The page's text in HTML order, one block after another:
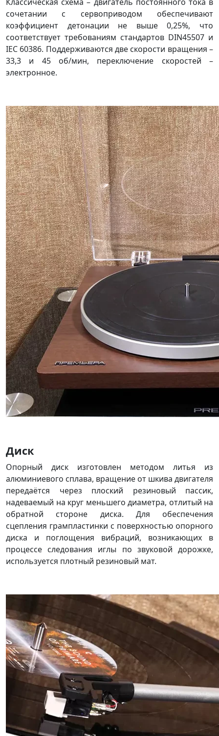
сочетании с сервоприводом обеспечивают
коэффициент детонации не выше 0,25%, что
соответствует требованиям стандартов DIN45507 и
IEC 60386. Поддерживаются две скорости вращения –
33,3 и 45 об/мин, переключение скоростей –
электронное.
Диск
Опорный диск изготовлен методом литья из
алюминиевого сплава, вращение от шкива двигателя
передаётся через плоский резиновый пассик,
надеваемый на круг меньшего диаметра, отлитый на
обратной стороне диска. Для обеспечения
сцепления грампластинки с поверхностью опорного
диска и поглощения вибраций, возникающих в
процессе следования иглы по звуковой дорожке,
используется плотный резиновый мат.